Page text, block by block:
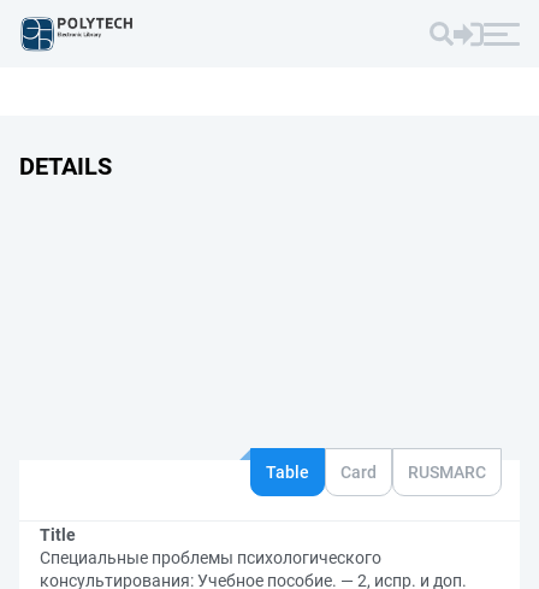
DETAILS
Table Card RUSMARC
Title
Специальные проблемы психологического
консультирования: Учебное пособие. — 2, испр. и доп.